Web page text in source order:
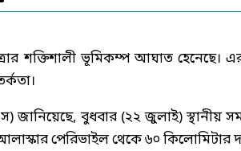
শক্তিশালী ভূমিকম্প আঘাত
জানিয়েছে, বুধবার (২২ জুলাই)
পেরিভাইল থেকে ৬০ কিলোমিটার